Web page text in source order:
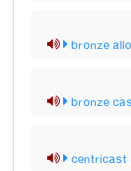
bronze
bronze
centricast